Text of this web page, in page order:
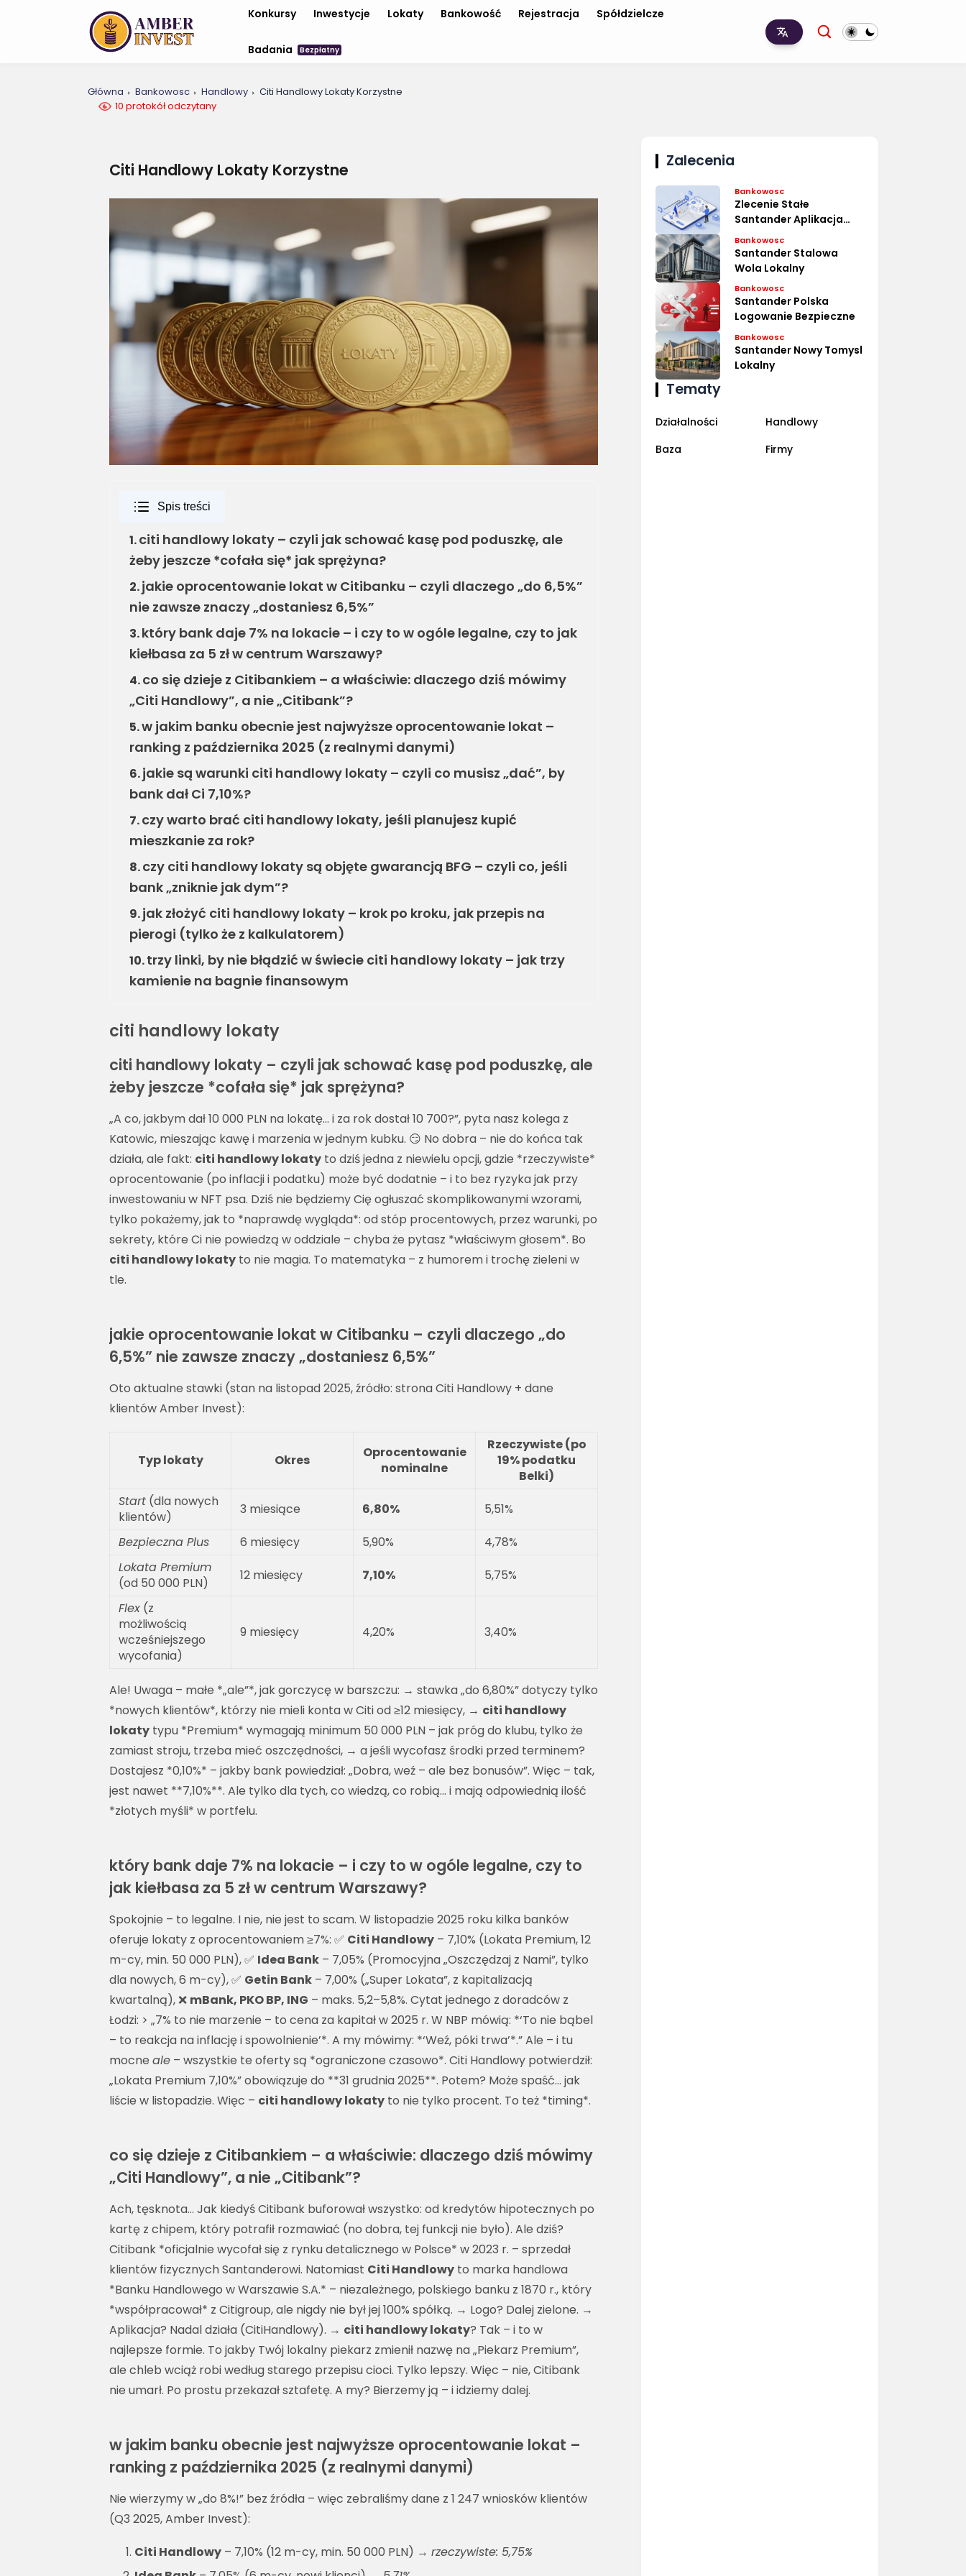
Konkursy Inwestycje Lokaty Bankowość Rejestracja Spółdzielcze
Badania Bezpłatny
Główna Bankowosc Handlowy
Citi Handlowy Lokaty Korzystne
10 protokół odczytany
Citi Handlowy Lokaty Korzystne
Spis treści
1.citi handlowy lokaty – czyli jak schować kasę pod poduszkę, ale
żeby jeszcze *cofała się* jak sprężyna?
2.jakie oprocentowanie lokat w Citibanku – czyli dlaczego „do 6,5%”
nie zawsze znaczy „dostaniesz 6,5%”
3.który bank daje 7% na lokacie – i czy to w ogóle legalne, czy to jak
kiełbasa za 5 zł w centrum Warszawy?
4.co się dzieje z Citibankiem – a właściwie: dlaczego dziś mówimy
„Citi Handlowy”, a nie „Citibank”?
5.w jakim banku obecnie jest najwyższe oprocentowanie lokat –
ranking z października 2025 (z realnymi danymi)
6.jakie są warunki citi handlowy lokaty – czyli co musisz „dać”, by
bank dał Ci 7,10%?
7.czy warto brać citi handlowy lokaty, jeśli planujesz kupić
mieszkanie za rok?
8.czy citi handlowy lokaty są objęte gwarancją BFG – czyli co, jeśli
bank „zniknie jak dym”?
9.jak złożyć citi handlowy lokaty – krok po kroku, jak przepis na
pierogi (tylko że z kalkulatorem)
10.trzy linki, by nie błądzić w świecie citi handlowy lokaty – jak trzy
kamienie na bagnie finansowym
citi handlowy lokaty
citi handlowy lokaty – czyli jak schować kasę pod poduszkę, ale
żeby jeszcze *cofała się* jak sprężyna?
„A co, jakbym dał 10 000 PLN na lokatę… i za rok dostał 10 700?”, pyta nasz kolega z
Katowic, mieszając kawę i marzenia w jednym kubku. 😏 No dobra – nie do końca tak
działa, ale fakt: citi handlowy lokaty to dziś jedna z niewielu opcji, gdzie *rzeczywiste*
oprocentowanie (po inflacji i podatku) może być dodatnie – i to bez ryzyka jak przy
inwestowaniu w NFT psa. Dziś nie będziemy Cię ogłuszać skomplikowanymi wzorami,
tylko pokażemy, jak to *naprawdę wygląda*: od stóp procentowych, przez warunki, po
sekrety, które Ci nie powiedzą w oddziale – chyba że pytasz *właściwym głosem*. Bo
citi handlowy lokaty to nie magia. To matematyka – z humorem i trochę zieleni w
tle.
jakie oprocentowanie lokat w Citibanku – czyli dlaczego „do
6,5%” nie zawsze znaczy „dostaniesz 6,5%”
Oto aktualne stawki (stan na listopad 2025, źródło: strona Citi Handlowy + dane
klientów Amber Invest):
Typ lokaty Okres
Oprocentowanie
nominalne
Rzeczywiste (po
19% podatku
Belki)
Start (dla nowych
klientów)
3 miesiące 6,80%
5,51%
Bezpieczna Plus
6 miesięcy 5,90%
4,78%
Lokata Premium
(od 50 000 PLN)
12 miesięcy 7,10%
5,75%
Flex (z
możliwością
wcześniejszego
wycofania)
9 miesięcy 4,20% 3,40%
Ale! Uwaga – małe *„ale”*, jak gorczycę w barszczu: → stawka „do 6,80%” dotyczy tylko
*nowych klientów*, którzy nie mieli konta w Citi od ≥12 miesięcy, → citi handlowy
lokaty typu *Premium* wymagają minimum 50 000 PLN – jak próg do klubu, tylko że
zamiast stroju, trzeba mieć oszczędności, → a jeśli wycofasz środki przed terminem?
Dostajesz *0,10%* – jakby bank powiedział: „Dobra, weź – ale bez bonusów”. Więc – tak,
jest nawet **7,10%**. Ale tylko dla tych, co wiedzą, co robią… i mają odpowiednią ilość
*złotych myśli* w portfelu.
który bank daje 7% na lokacie – i czy to w ogóle legalne, czy to
jak kiełbasa za 5 zł w centrum Warszawy?
Spokojnie – to legalne. I nie, nie jest to scam. W listopadzie 2025 roku kilka banków
oferuje lokaty z oprocentowaniem ≥7%: ✅ Citi Handlowy – 7,10% (Lokata Premium, 12
m-cy, min. 50 000 PLN), ✅ Idea Bank – 7,05% (Promocyjna „Oszczędzaj z Nami”, tylko
dla nowych, 6 m-cy), ✅ Getin Bank – 7,00% („Super Lokata”, z kapitalizacją
kwartalną), ❌ mBank, PKO BP, ING – maks. 5,2–5,8%. Cytat jednego z doradców z
Łodzi: > „7% to nie marzenie – to cena za kapitał w 2025 r. W NBP mówią: *‘To nie bąbel
– to reakcja na inflację i spowolnienie’*. A my mówimy: *‘Weź, póki trwa’*.” Ale – i tu
mocne ale – wszystkie te oferty są *ograniczone czasowo*. Citi Handlowy potwierdził:
„Lokata Premium 7,10%” obowiązuje do **31 grudnia 2025**. Potem? Może spaść… jak
liście w listopadzie. Więc – citi handlowy lokaty to nie tylko procent. To też *timing*.
co się dzieje z Citibankiem – a właściwie: dlaczego dziś mówimy
„Citi Handlowy”, a nie „Citibank”?
Ach, tęsknota… Jak kiedyś Citibank buforował wszystko: od kredytów hipotecznych po
kartę z chipem, który potrafił rozmawiać (no dobra, tej funkcji nie było). Ale dziś?
Citibank *oficjalnie wycofał się z rynku detalicznego w Polsce* w 2023 r. – sprzedał
klientów fizycznych Santanderowi. Natomiast Citi Handlowy to marka handlowa
*Banku Handlowego w Warszawie S.A.* – niezależnego, polskiego banku z 1870 r., który
*współpracował* z Citigroup, ale nigdy nie był jej 100% spółką. → Logo? Dalej zielone. →
Aplikacja? Nadal działa (CitiHandlowy). → citi handlowy lokaty? Tak – i to w
najlepsze formie. To jakby Twój lokalny piekarz zmienił nazwę na „Piekarz Premium”,
ale chleb wciąż robi według starego przepisu cioci. Tylko lepszy. Więc – nie, Citibank
nie umarł. Po prostu przekazał sztafetę. A my? Bierzemy ją – i idziemy dalej.
w jakim banku obecnie jest najwyższe oprocentowanie lokat –
ranking z października 2025 (z realnymi danymi)
Nie wierzymy w „do 8%!” bez źródła – więc zebraliśmy dane z 1 247 wniosków klientów
(Q3 2025, Amber Invest):
Citi Handlowy – 7,10% (12 m-cy, min. 50 000 PLN) → rzeczywiste: 5,75%
Zalecenia
Bankowosc
Zlecenie Stałe
Santander Aplikacja
Proste
Bankowosc
Santander Stalowa
Wola Lokalny
Bankowosc
Santander Polska
Logowanie Bezpieczne
Bankowosc
Santander Nowy Tomysl
Lokalny
Tematy
Działalności
Handlowy
Baza
Firmy